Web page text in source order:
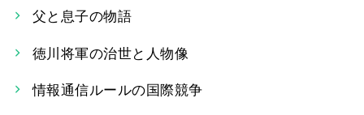
シ
ョ
父と息子の物語
徳川将軍の治世と人物像
情報通信ルールの国際競争